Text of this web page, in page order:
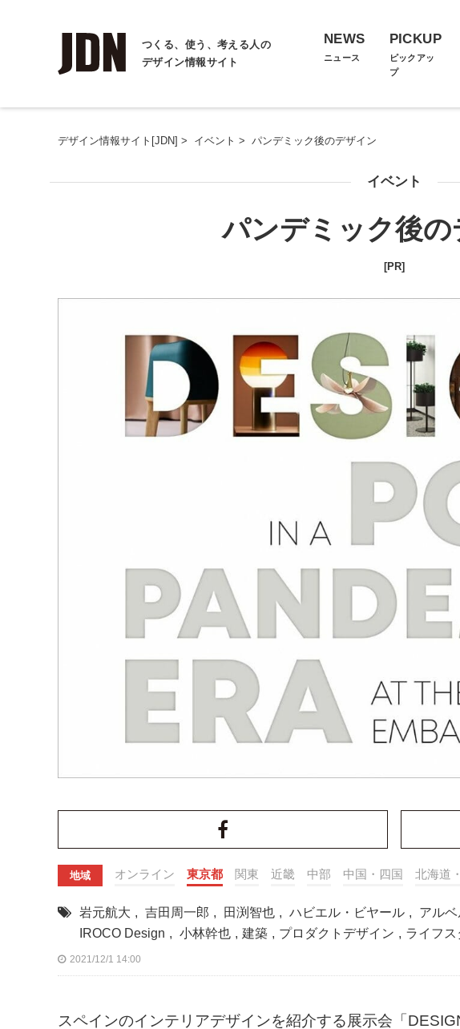
つくる、使う、考える人の
デザイン情報サイト
NEWS
ニュース
PICKUP
ピックアッ
プ
デザイン情報サイト[JDN] > イベント > パンデミック後のデザイン
イベント
パンデミック後の
[PR]
地域 オンライン 東京都 関東 近畿 中部 中国・四国 北海道
岩元航大 , 吉田周一郎 , 田渕智也 , ハビエル・ビヤール , アル
IROCO Design , 小林幹也 , 建築 , プロダクトデザイン , ライフ
2021/12/1 14:00
スペインのインテリアデザインを紹介する展示会「